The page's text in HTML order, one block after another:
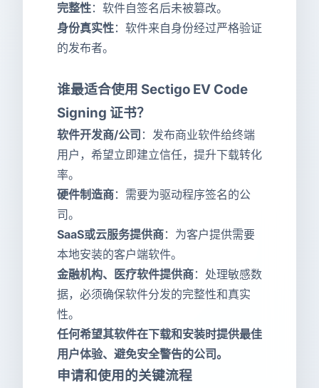
完整性：软件自签名后未被篡改。
身份真实性：软件来自身份经过严格验证
的发布者。
谁最适合使用 Sectigo EV Code
Signing 证书？
软件开发商/公司 ：发布商业软件给终端
用户，希望立即建立信任，提升下载转化
率。
硬件制造商：需要为驱动程序签名的公
司。
SaaS或云服务提供商：为客户提供需要
本地安装的客户端软件。
金融机构、医疗软件提供商：处理敏感数
据，必须确保软件分发的完整性和真实
性。
任何希望其软件在下载和安装时提供最佳
用户体验、避免安全警告的公司。
申请和使用的关键流程